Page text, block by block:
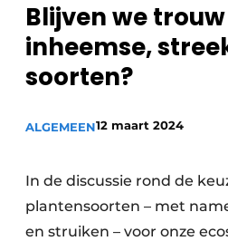
Podcasts
Privacy / Cookie
Vacature aanmelden
Blijven we
inheemse,
soorten?
ALGEMEEN12 maart 2024
In de discussie rond de
plantensoorten – met
en struiken – voor onze